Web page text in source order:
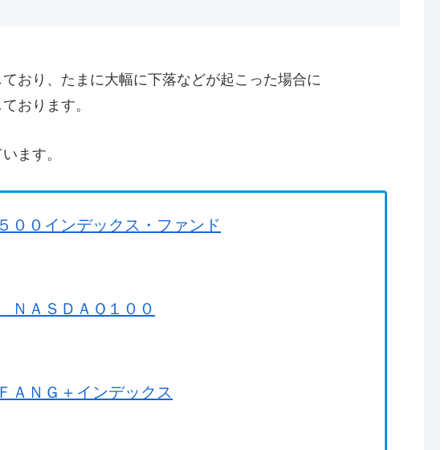
おり、たまに大幅に下落などが起こった場合に
おります。
ます。
００インデックス・ファンド
ＡＳＤＡＱ１００
ＮＧ＋インデックス